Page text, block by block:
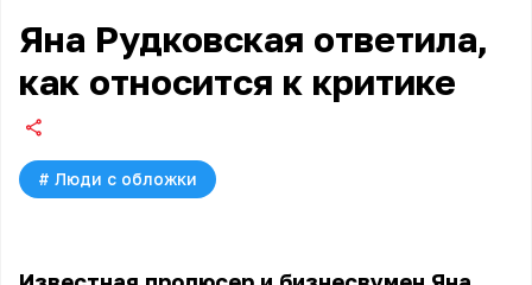
Яна Рудковская ответила,
как относится к критике
# Люди с обложки